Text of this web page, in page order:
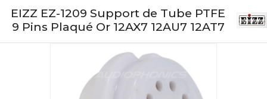
EIZZ EZ-1209 Support de Tube PTFE
9 Pins Plaqué Or 12AX7 12AU7 12AT7